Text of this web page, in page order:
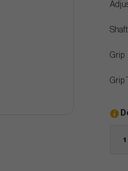
Grip
Grip